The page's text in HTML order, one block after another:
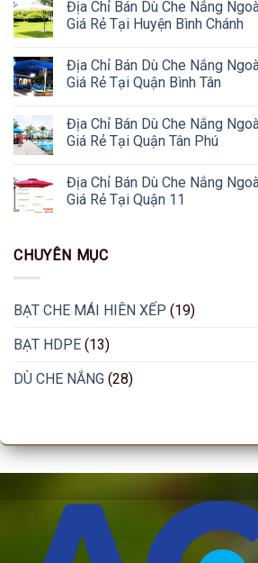
Địa Chỉ Bán Dù Che Nắng
Giá Rẻ Tại Huyện Bình Chánh
Địa Chỉ Bán Dù Che Nắng
Giá Rẻ Tại Quận Bình Tân
Địa Chỉ Bán Dù Che Nắng
Giá Rẻ Tại Quận Tân Phú
Địa Chỉ Bán Dù Che Nắng
Giá Rẻ Tại Quận 11
CHUYÊN MỤC
BẠT CHE MÁI HIÊN XẾP (19)
BẠT HDPE (13)
DÙ CHE NẮNG (28)